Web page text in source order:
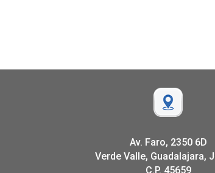
Av. Faro, 2350 6D
Verde Valle, Guadalajara,
C.P. 45659